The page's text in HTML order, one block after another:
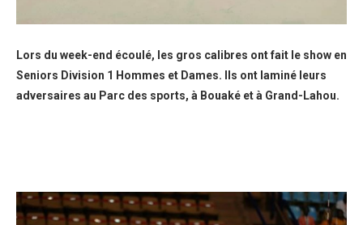
Lors du week-end écoulé, les gros calibres ont fait le show en
Seniors Division 1 Hommes et Dames. Ils ont laminé leurs
adversaires au Parc des sports, à Bouaké et à Grand-Lahou.